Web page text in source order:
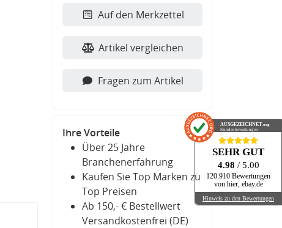
Auf den Merkzettel
Artikel vergleichen
Fragen zum Artikel
Ihre Vorteile
Über 25 Jahre
Branchenerfahrung
Kaufen Sie Top Marken zu
Top Preisen
Ab 150,- € Bestellwert
Versandkostenfrei (DE)
AUSGEZEICHNET.org
Kundenbewertungen
SEHR GUT
4.98 / 5.00
120.910 Bewertungen
von hier, ebay.de
Hinweis zu den Bewertungen